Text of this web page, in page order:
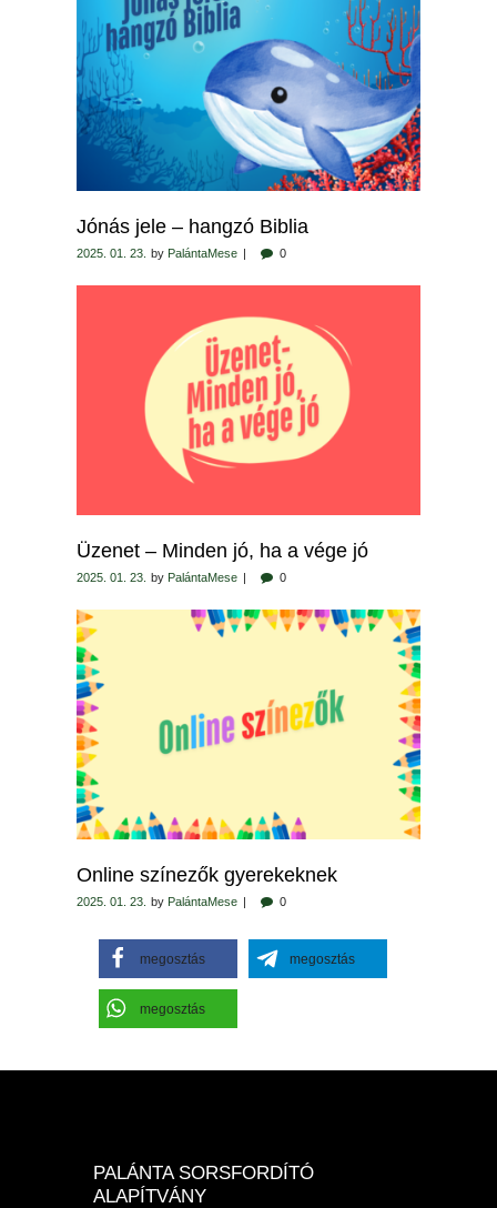
Jónás jele – hangzó Biblia
2025. 01. 23. by PalántaMese 0
Üzenet – Minden jó, ha a vége jó
2025. 01. 23. by PalántaMese 0
Online színezők gyerekeknek
2025. 01. 23. by PalántaMese 0
megosztás megosztás
megosztás
PALÁNTA SORSFORDÍTÓ
ALAPÍTVÁNY